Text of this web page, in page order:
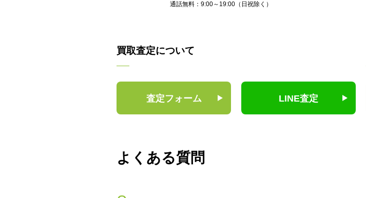
通話無料：9:00～19:00（日祝除く）
買取査定について
査定フォーム LINE査定
よくある質問